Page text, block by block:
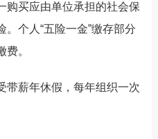
购买应由单位承担的社会保
个人“五险一金”缴存部分
。
带薪年休假，每年组织一次